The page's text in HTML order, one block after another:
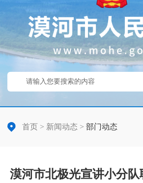
首页 > 新闻动态 > 部门动态
漠河市北极光宣讲小分